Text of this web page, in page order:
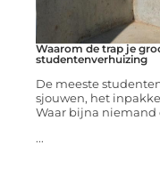
Waarom de trap je
studentenverhuizing
De meeste
sjouwen, het
Waar bijna niemand
...